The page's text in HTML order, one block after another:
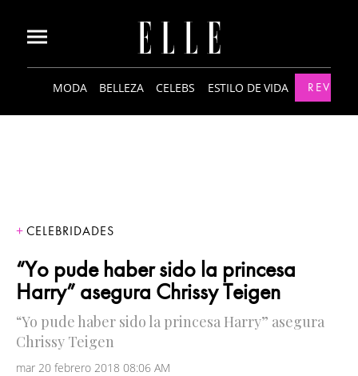
MODA BELLEZA CELEBS ESTILO DE VIDA
CELEBRIDADES
“Yo pude haber sido la princesa
Harry” asegura Chrissy Teigen
“Yo pude haber sido la princesa Harry” asegura
Chrissy Teigen
mar 20 febrero 2018 08:06 AM